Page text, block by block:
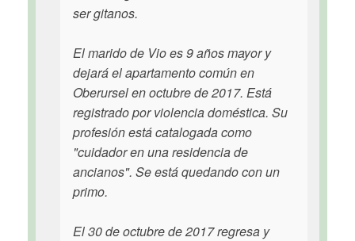
ser gitanos.
El marido de Vio es 9 años mayor y
dejará el apartamento común en
Oberursel en octubre de 2017. Está
registrado por violencia doméstica. Su
profesión está catalogada como
"cuidador en una residencia de
ancianos". Se está quedando con un
primo.
El 30 de octubre de 2017 regresa y